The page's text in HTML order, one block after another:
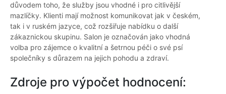
důvodem toho, že služby jsou vhodné i pro citlivější
mazlíčky. Klienti mají možnost komunikovat jak v českém,
tak i v ruském jazyce, což rozšiřuje nabídku o další
zákaznickou skupinu. Salon je označován jako vhodná
volba pro zájemce o kvalitní a šetrnou péči o své psí
společníky s důrazem na jejich pohodu a zdraví.
Zdroje pro výpočet hodnocení: